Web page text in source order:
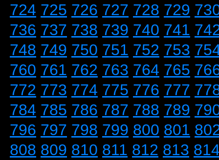
724 725 726 727 728 729
736 737 738 739 740 741
748 749 750 751 752 753
760 761 762 763 764 765
772 773 774 775 776 777
784 785 786 787 788 789
796 797 798 799 800 801
808 809 810 811 812 813